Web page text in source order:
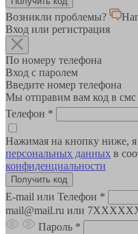
Возникли проблемы?
Вход или регистрация
По номеру телефона
Вход с паролем
Введите номер телефона
Мы отправим вам код в
Телефон *
Нажимая на кнопку ниже,
персональных данных в
конфиденциальности
E-mail или Телефон *
mail@mail.ru или
Пароль *